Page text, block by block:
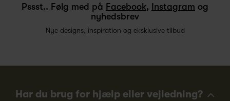
Pssst.. Følg med på Facebook, Instagram og
nyhedsbrev
Nye designs, inspiration og eksklusive tilbud
Har du brug for hjælp eller vejledning?